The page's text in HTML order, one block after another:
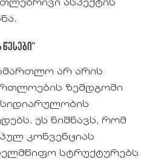
ასპექტის
არ არის
ზემდგომი
ეს ნიშნავს, რომ
კონვენციას
სტრუქტურებს